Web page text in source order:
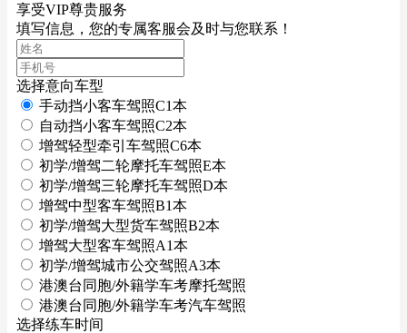
享受VIP尊贵服务
填写信息，您的专属客服会及时与您联系！
选择意向车型
手动挡小客车驾照C1本
自动挡小客车驾照C2本
增驾轻型牵引车驾照C6本
初学/增驾二轮摩托车驾照E本
初学/增驾三轮摩托车驾照D本
增驾中型客车驾照B1本
初学/增驾大型货车驾照B2本
增驾大型客车驾照A1本
初学/增驾城市公交驾照A3本
港澳台同胞/外籍学车考摩托驾照
港澳台同胞/外籍学车考汽车驾照
选择练车时间